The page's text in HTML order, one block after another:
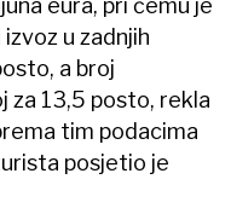
u zadnjih
a broj
za 13,5 posto, rekla
tim podacima
posjetio je